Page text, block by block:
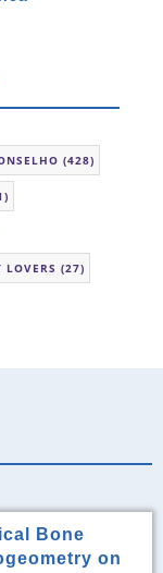
(428)
LOVERS (27)
Bone
on